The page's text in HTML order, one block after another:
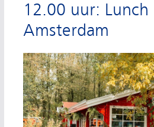
12.00 uur:
Amsterdam